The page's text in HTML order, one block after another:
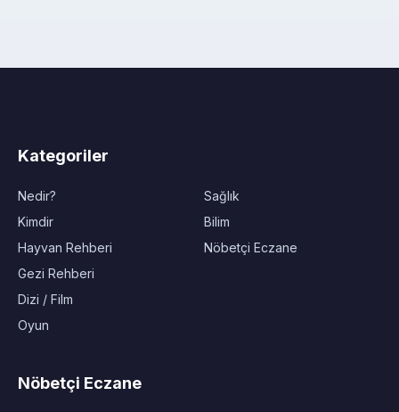
Kategoriler
Nedir?
Kimdir
Hayvan Rehberi
Gezi Rehberi
Dizi / Film
Oyun
Sağlık
Bilim
Nöbetçi Eczane
Nöbetçi Eczane